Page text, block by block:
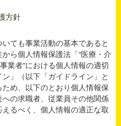
方針
ても事業活動の基本であると
ら個人情報保護法「“医療・介
業者”における個人情報の適切
」（以下「ガイドライン」と
め、以下のとおり個人情報保
の求職者、従業員その他関係
るべく、個人情報の適正な取